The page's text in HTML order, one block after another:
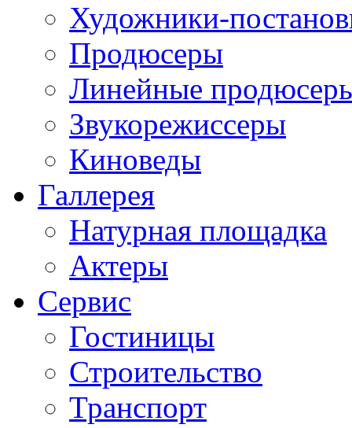
Художники-
Продюсеры
Линейные
Звукорежиссеры
Киноведы
Галлерея
Натурная площадка
Актеры
Сервис
Гостиницы
Строительство
Транспорт